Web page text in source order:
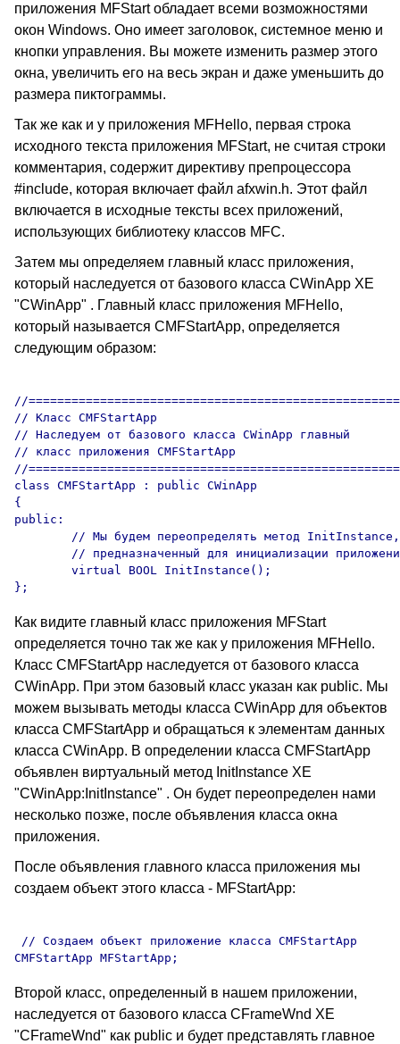
приложения MFStart обладает всеми возможностями
окон Windows. Оно имеет заголовок, системное меню и
кнопки управления. Вы можете изменить размер этого
окна, увеличить его на весь экран и даже уменьшить до
размера пиктограммы.
Так же как и у приложения MFHello, первая строка
исходного текста приложения MFStart, не считая строки
комментария, содержит директиву препроцессора
#include, которая включает файл afxwin.h. Этот файл
включается в исходные тексты всех приложений,
использующих библиотеку классов MFC.
Затем мы определяем главный класс приложения,
который наследуется от базового класса CWinApp XE
"CWinApp" . Главный класс приложения MFHello,
который называется CMFStartApp, определяется
следующим образом:
//
// Класс CMFStartApp
// Наследуем от базового класса CWinApp главный
// класс приложения CMFStartApp
//
class CMFStartApp : public CWinApp
{
public:
Как видите главный класс приложения MFStart
определяется точно так же как у приложения MFHello.
Класс CMFStartApp наследуется от базового класса
CWinApp. При этом базовый класс указан как public. Мы
можем вызывать методы класса CWinApp для объектов
класса CMFStartApp и обращаться к элементам данных
класса CWinApp. В определении класса CMFStartApp
объявлен виртуальный метод InitInstance XE
"CWinApp:InitInstance" . Он будет переопределен нами
несколько позже, после объявления класса окна
приложения.
После объявления главного класса приложения мы
создаем объект этого класса - MFStartApp:
// Создаем объект приложение класса CMFStartApp
Второй класс, определенный в нашем приложении,
наследуется от базового класса CFrameWnd XE
"CFrameWnd" как public и будет представлять главное